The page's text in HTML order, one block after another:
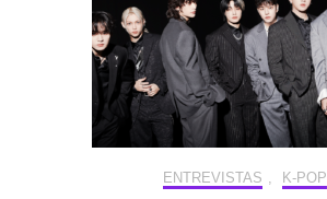
ENTREVISTAS K-POP